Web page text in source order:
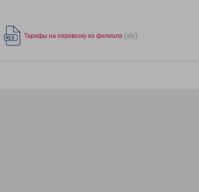
Тарифы на перевозку из филиала (xls)